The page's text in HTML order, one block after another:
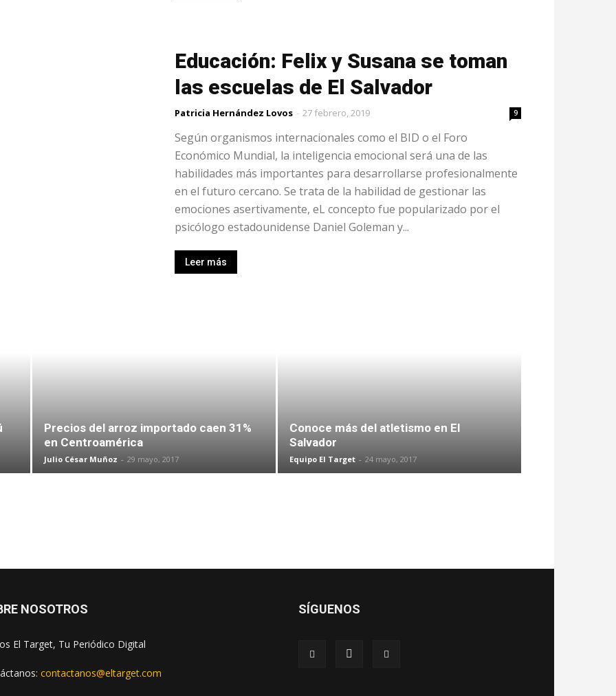
Educación: Felix y Susana se toman
las escuelas de El Salvador
Patricia Hernández Lovos - 27 febrero, 2019 9
Según organismos internacionales como el BID o el Foro
Económico Mundial, la inteligencia emocional será una de las
habilidades más importantes para desarrollarse profesionalmente
en el futuro cercano. Se trata de la habilidad de gestionar las
emociones asertivamente, eL concepto fue popularizado por el
psicólogo estadounidense Daniel Goleman y...
Leer más
Precios del arroz importado caen 31%
en Centroamérica
Julio César Muñoz - 29 mayo, 2017
Conoce más del atletismo en El
Salvador
Equipo El Target - 24 mayo, 2017
NOSOTROS
El Target, Tu Periódico Digital
contactanos@eltarget.com
SÍGUENOS